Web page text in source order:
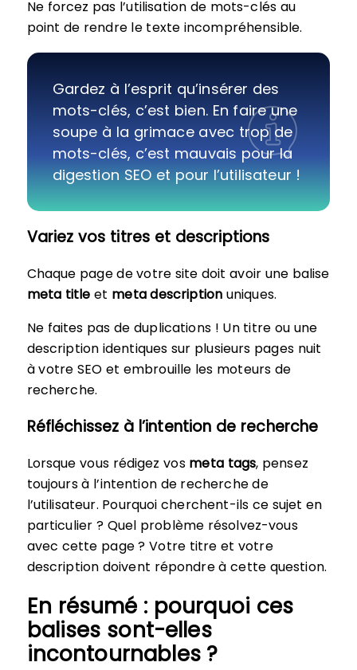
Ne forcez pas l’utilisation de mots-clés au
point de rendre le texte incompréhensible.
Gardez à l’esprit qu’insérer des
mots-clés, c’est bien. En faire une
soupe à la grimace avec trop de
mots-clés, c’est mauvais pour la
digestion SEO et pour l’utilisateur !
Variez vos titres et descriptions
Chaque page de votre site doit avoir une balise
meta title et meta description uniques.
Ne faites pas de duplications ! Un titre ou une
description identiques sur plusieurs pages nuit
à votre SEO et embrouille les moteurs de
recherche.
Réfléchissez à l’intention de recherche
Lorsque vous rédigez vos meta tags, pensez
toujours à l’intention de recherche de
l’utilisateur. Pourquoi cherchent-ils ce sujet en
particulier ? Quel problème résolvez-vous
avec cette page ? Votre titre et votre
description doivent répondre à cette question.
En résumé : pourquoi ces
balises sont-elles
incontournables ?